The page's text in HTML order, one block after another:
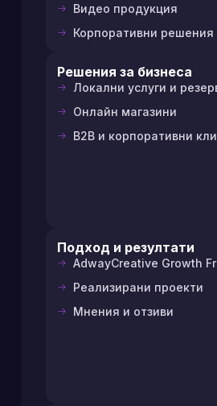
Видео продукция
Корпоративни решения
Решения за бизнеса
Локални услуги и
Онлайн магазини
B2B и корпоративни
Подход и резултати
AdwayCreative Growth
Реализирани проекти
Мнения и отзиви